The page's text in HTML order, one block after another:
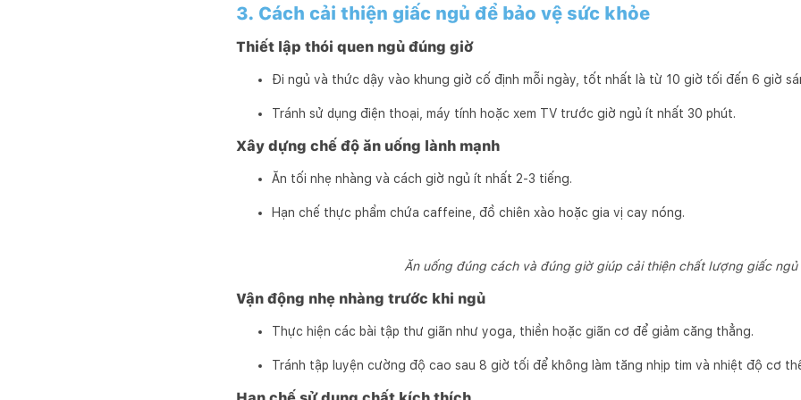
3. Cách cải thiện giấc ngủ để bảo vệ sức khỏe
Thiết lập thói quen ngủ đúng giờ
Đi ngủ và thức dậy vào khung giờ cố định mỗi ngày, tốt nhất là từ 10 giờ tối đến 6 giờ
Tránh sử dụng điện thoại, máy tính hoặc xem TV trước giờ ngủ ít nhất 30 phút.
Xây dựng chế độ ăn uống lành mạnh
Ăn tối nhẹ nhàng và cách giờ ngủ ít nhất 2-3 tiếng.
Hạn chế thực phẩm chứa caffeine, đồ chiên xào hoặc gia vị cay nóng.
Ăn uống đúng cách và đúng giờ giúp cải thiện chất lượng giấc ngủ
Vận động nhẹ nhàng trước khi ngủ
Thực hiện các bài tập thư giãn như yoga, thiền hoặc giãn cơ để giảm căng thẳng.
Tránh tập luyện cường độ cao sau 8 giờ tối để không làm tăng nhịp tim và nhiệt độ cơ